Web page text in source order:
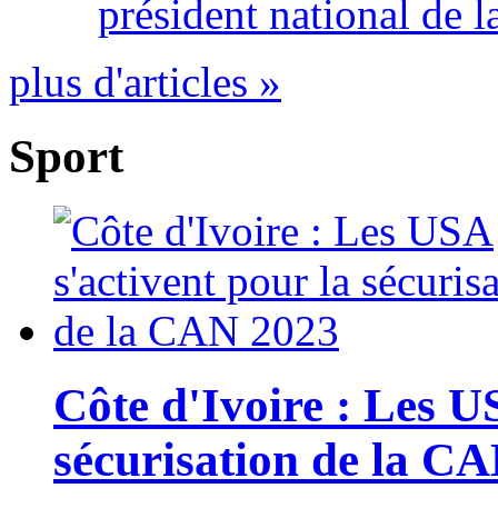
président national de
plus d'articles »
Sport
Côte d'Ivoire : Les
sécurisation de la